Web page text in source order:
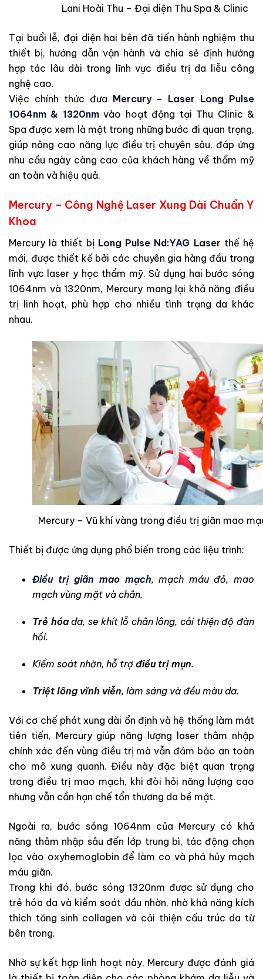
Lani Hoài Thu – Đại diện Thu Spa & Clinic
Tại buổi lễ, đại diện hai bên đã tiến hành nghiệm thu
thiết bị, hướng dẫn vận hành và chia sẻ định hướng
hợp tác lâu dài trong lĩnh vực điều trị da liễu công
nghệ cao.
Việc chính thức đưa Mercury – Laser Long Pulse
1064nm & 1320nmvào hoạt động tại Thu Clinic &
Spa được xem là một trong những bước đi quan trọng,
giúp nâng cao năng lực điều trị chuyên sâu, đáp ứng
nhu cầu ngày càng cao của khách hàng về thẩm mỹ
an toàn và hiệu quả.
Mercury – Công Nghệ Laser Xung Dài Chuẩn Y
Khoa
Mercury là thiết bị Long Pulse Nd:YAG Laser thế hệ
mới, được thiết kế bởi các chuyên gia hàng đầu trong
lĩnh vực laser y học thẩm mỹ. Sử dụng hai bước sóng
1064nm và 1320nm, Mercury mang lại khả năng điều
trị linh hoạt, phù hợp cho nhiều tình trạng da khác
nhau.
Mercury – Vũ khí vàng trong điều trị giãn mao
Thiết bị được ứng dụng phổ biến trong các liệu trình:
Điều trị giãn mao mạch, mạch máu đỏ, mao
mạch vùng mặt và chân.
Trẻ hóada, se khít lỗ chân lông, cải thiện độ đàn
hồi.
Kiểm soát nhờn, hỗ trợ điều trị mụn.
Triệt lông vĩnh viễn, làm sáng và đều màu da.
Với cơ chế phát xung dài ổn định và hệ thống làm mát
tiên tiến, Mercury giúp năng lượng laser thâm nhập
chính xác đến vùng điều trị mà vẫn đảm bảo an toàn
cho mô xung quanh. Điều này đặc biệt quan trọng
trong điều trị mao mạch, khi đòi hỏi năng lượng cao
nhưng vẫn cần hạn chế tổn thương da bề mặt.
Ngoài ra, bước sóng 1064nm của Mercury có khả
năng thâm nhập sâu đến lớp trung bì, tác động chọn
lọc vào oxyhemoglobin để làm co và phá hủy mạch
máu giãn.
Trong khi đó, bước sóng 1320nm được sử dụng cho
trẻ hóa da và kiểm soát dầu nhờn, nhờ khả năng kích
thích tăng sinh collagen và cải thiện cấu trúc da từ
bên trong.
Nhờ sự kết hợp linh hoạt này, Mercury được đánh giá